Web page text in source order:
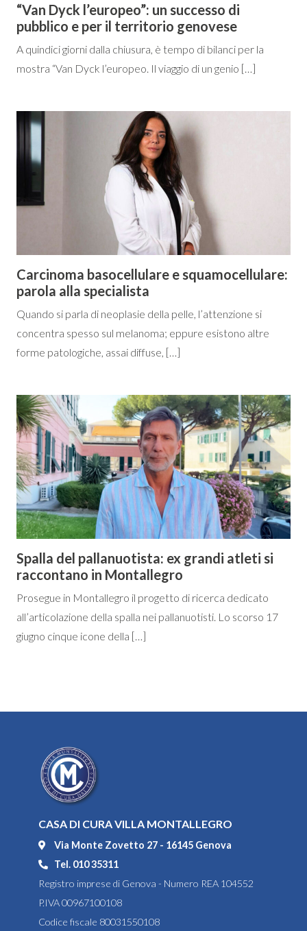
“Van Dyck l’europeo”: un successo di
pubblico e per il territorio genovese
A quindici giorni dalla chiusura, è tempo di bilanci per la
mostra “Van Dyck l’europeo. Il viaggio di un genio […]
Carcinoma basocellulare e squamocellulare:
parola alla specialista
Quando si parla di neoplasie della pelle, l’attenzione si
concentra spesso sul melanoma; eppure esistono altre
forme patologiche, assai diffuse, […]
Spalla del pallanuotista: ex grandi atleti si
raccontano in Montallegro
Prosegue in Montallegro il progetto di ricerca dedicato
all’articolazione della spalla nei pallanuotisti. Lo scorso 17
giugno cinque icone della […]
CASA DI CURA VILLA MONTALLEGRO
Via Monte Zovetto 27 - 16145 Genova
Tel. 010 35311
Registro imprese di Genova - Numero REA 104552
P.IVA 00967100108
Codice fiscale 80031550108